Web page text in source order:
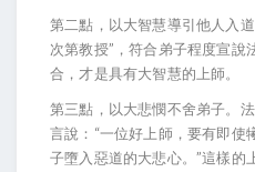
第二點，以大智慧導引他人入
次第教授”，符合弟子程度宣說
合，才是具有大智慧的上師。
第三點，以大悲憫不舍弟子。
言說：“一位好上師，要有即使
子墮入惡道的大悲心。”這樣的